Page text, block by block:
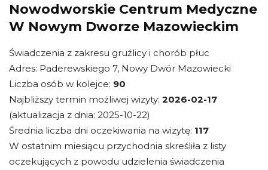
Nowodworskie Centrum Medyczne
W Nowym Dworze Mazowieckim
Świadczenia z zakresu gruźlicy i chorób płuc
Adres: Paderewskiego 7, Nowy Dwór Mazowiecki
Liczba osób w kolejce: 90
Najbliższy termin możliwej wizyty: 2026-02-17
(aktualizacja z dnia: 2025-10-22)
Średnia liczba dni oczekiwania na wizytę: 117
W ostatnim miesiącu przychodnia skreśliła z listy
oczekujących z powodu udzielenia świadczenia